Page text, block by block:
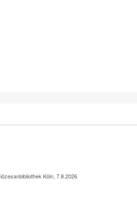
Köln, 7.8.2026